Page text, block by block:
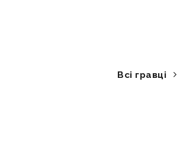
Всі гравці